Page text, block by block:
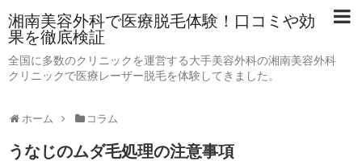
湘南美容外科で医療脱毛体験！口コミや効
果を徹底検証
全国に多数のクリニックを運営する大手美容外科の湘南美容外科
クリニックで医療レーザー脱毛を体験してきました。
ホーム コラム
うなじのムダ毛処理の注意事項